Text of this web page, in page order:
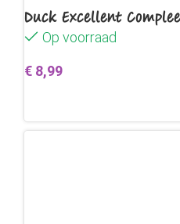
Duck Excellent
Op voorraad
€ 8,99